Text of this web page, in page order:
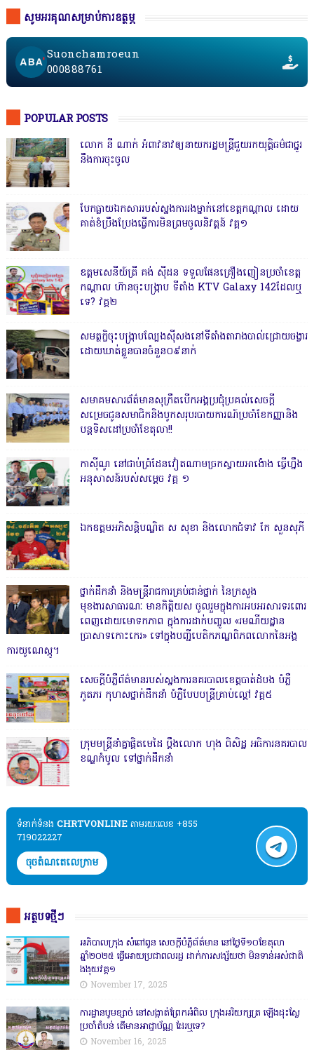
សូមអរគុណសម្រាប់ការឧត្ថម្ភ
Suonchamroeun
000888761
POPULAR POSTS
លោក នី ណាក់ អំពាវនាវឲ្យនាយករដ្ឋមន្ត្រីជួយរកយុត្តិធម៌ជាថ្នូរ
នឹងការចុះចូល
បែកធ្លាយឯកសាររបស់ស្នងការរងម្នាក់នៅខេត្តកណ្ដាល ដោយ
គាត់ខំប្រឹងប្រែងធ្វើការមិនព្រមចូលនិវត្តន៍ វគ្គ១
ឧត្តមសេនីយ៍ត្រី គង់ ស៊ីដន ទទួលផែនគ្រឿងញៀនប្រចាំខេត្ត
កណ្តាល ហ៊ានចុះបង្ក្រាប ទីតាំង KTV Galaxy 142ដែលឬ
ទេ? វគ្គ២
សមត្ថកិ្ចចុះបង្ក្រាបល្បែងស៊ីសងនៅទីតាំងតារាងបាល់ជ្រោយចង្វារ
ដោយឃាត់ខ្លួនបានចំនួន០៩នាក់
សមាគមសារព័ត៌មានសុក្រឹតបើកអង្គប្រជុំប្រគល់សេចក្តី
សម្រេចជូនសមាជិកនិងបូកសរុបរបាយការណ៍ប្រចាំខែកញ្ញានិង
បន្តទិសដៅប្រចាំខែតុលា!!
កាសុីណូ នៅជាប់ព្រំដែនវៀតណាមច្រកស្វាយអាង៉ោង ធ្វើហ្នឹង
អនុសាសន៍របស់សម្ដេច វគ្គ ១
ឯកឧត្តមអភិសន្តិបណ្ឌិត ស សុខា និងលោកជំទាវ កែ សួនសុភី
ថ្នាក់ដឹកនាំ និងមន្ត្រីរាជការគ្រប់ជាន់ថ្នាក់ នៃក្រសួង
មុខងារសាធារណៈ មានកិត្តិយស ចូលរួមក្នុងការអបអរសារទរពោរ
ពេញដោយមោទកភាព ក្នុងការដាក់បញ្ចូល «រមណីយដ្ឋាន
ប្រាសាទកោះកេរ» ទៅក្នុងបញ្ជីបេតិកភណ្ឌពិភពលោកនៃអង្គ
ការយូណេស្កូ។
សេចក្តីបំភ្លឺព័ត៌មានរបស់ស្នងការនគរបាលខេត្តបាត់ដំបង បំភ្លឺ
ភូតភរ កុហសថ្នាក់ដឹកនាំ បំភ្លឺបែបបន្ត្រីគ្រាប់ល្ពៅ វគ្គ៥
ក្រុមមន្ត្រីនាំគ្នាផ្ដិតមេដៃ ប្ដឹងលោក ហុង ពិសិដ្ឋ អធិការនគរបាល
ខណ្ឌកំបូល ទៅថ្នាក់ដឹកនាំ
ទំនាក់ទំនង​​ CHRTVONLINE តាមរយៈលេខ +855
719022227
ចុចតំណតេលេក្រាម
អត្ថបទថ្មីៗ
អភិបាលក្រុង សំពៅពូន សេចក្តីបំភ្លឺព័ត៌មាន នៅថ្ងៃទី១០ខែតុលា
ឆ្នាំ២០២៥ ធ្វើអោយប្រជាពលរដ្ឋ ដាក់ការសង្ស័យថា មិនទាន់អស់ជាតិ
ងងុយវគ្គ១
November 17, 2025
ការដ្ឋានបូមខ្សាច់ នៅសង្កាត់ព្រែកអំពិល ក្រុងអរិយក្សត្រ ឡើងដុះស្លែ
ប្រចាំតំបន់ តើមានអាជ្ញាប័ណ្ណ ដែរឬទេ?
November 16, 2025